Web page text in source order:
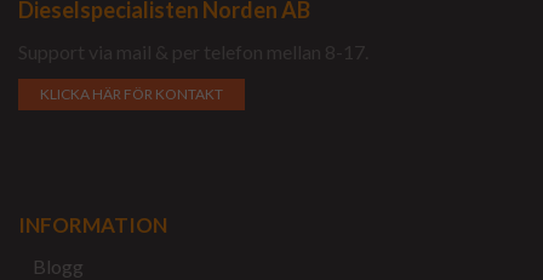
Dieselspecialisten Norden AB
Support via mail & per telefon mellan 8-17.
KLICKA HÄR FÖR KONTAKT
INFORMATION
Blogg